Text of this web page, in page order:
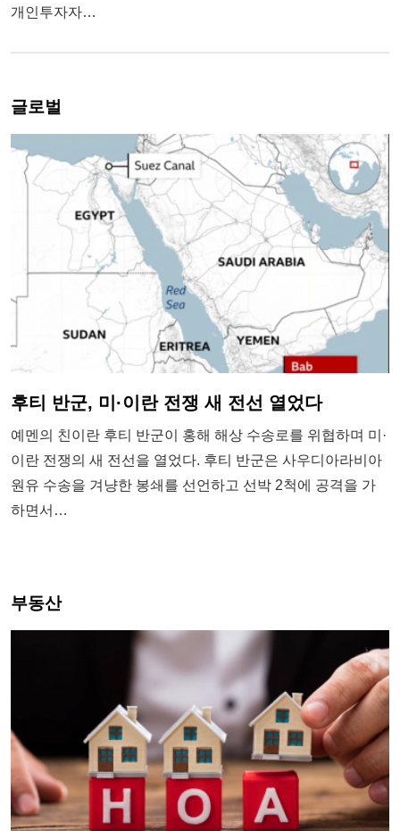
개인투자자…
글로벌
후티 반군, 미·이란 전쟁 새 전선 열었다
예멘의 친이란 후티 반군이 홍해 해상 수송로를 위협하며 미·
이란 전쟁의 새 전선을 열었다. 후티 반군은 사우디아라비아
원유 수송을 겨냥한 봉쇄를 선언하고 선박 2척에 공격을 가
하면서…
부동산